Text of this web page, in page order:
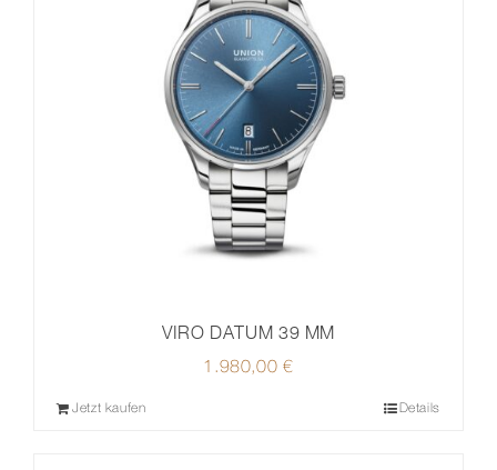
VIRO DATUM 39 MM
1.980,00€
Jetzt kaufen Details